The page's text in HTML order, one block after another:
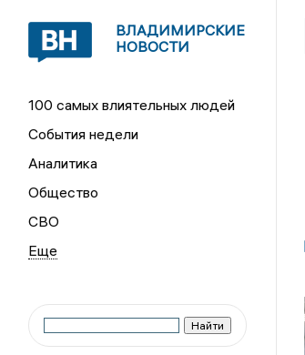
ВЛАДИМИРСКИЕ
НОВОСТИ
100 самых влиятельных людей
События недели
Аналитика
Общество
СВО